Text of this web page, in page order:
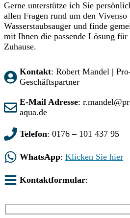
Gerne unterstütze ich Sie
allen Fragen rund um den Vivenso
Wasserstaubsauger und finde
mit Ihnen die passende Lösung
Zuhause.
Kontakt: Robert Mandel |
Geschäftspartner
E-Mail Adresse:
aqua.de
Telefon: 0176 – 101 437 95
WhatsApp: Klicken Sie hier
Kontaktformular: